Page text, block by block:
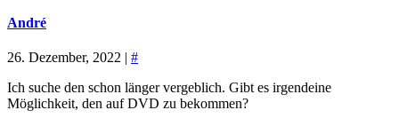
André
26. Dezember, 2022 | #
Ich suche den schon länger vergeblich. Gibt es irgendeine
Möglichkeit, den auf DVD zu bekommen?